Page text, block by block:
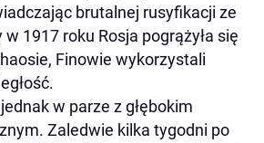
brutalnej rusyfikacji ze
1917 roku Rosja pogrążyła się
Finowie wykorzystali
w parze z głębokim
Zaledwie kilka tygodni po